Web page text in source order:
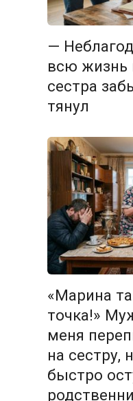
—
всю жизнь
сестра
тянул
«Марина
точка!»
меня
на сестру,
быстро